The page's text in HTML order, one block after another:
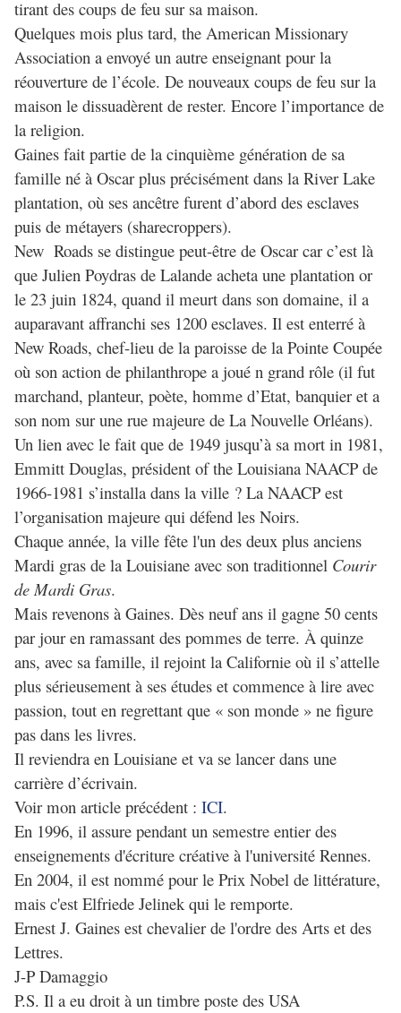
tirant des coups de feu sur sa maison.
Quelques mois plus tard, the American Missionary
Association a envoyé un autre enseignant pour la
réouverture de l’école. De nouveaux coups de feu sur la
maison le dissuadèrent de rester. Encore l’importance de
la religion.
Gaines fait partie de la cinquième génération de sa
famille né à Oscar plus précisément dans la River Lake
plantation, où ses ancêtre furent d’abord des esclaves
puis de métayers (sharecroppers).
New Roads se distingue peut-être de Oscar car c’est là
que Julien Poydras de Lalande acheta une plantation or
le 23 juin 1824, quand il meurt dans son domaine, il a
auparavant affranchi ses 1200 esclaves. Il est enterré à
New Roads, chef-lieu de la paroisse de la Pointe Coupée
où son action de philanthrope a joué n grand rôle (il fut
marchand, planteur, poète, homme d’Etat, banquier et a
son nom sur une rue majeure de La Nouvelle Orléans).
Un lien avec le fait que de 1949 jusqu’à sa mort in 1981,
Emmitt Douglas, président of the Louisiana NAACP de
1966-1981 s’installa dans la ville ? La NAACP est
l’organisation majeure qui défend les Noirs.
Chaque année, la ville fête l'un des deux plus anciens
Mardi gras de la Louisiane avec son traditionnel Courir
de Mardi Gras.
Mais revenons à Gaines. Dès neuf ans il gagne 50 cents
par jour en ramassant des pommes de terre. À quinze
ans, avec sa famille, il rejoint la Californie où il s’attelle
plus sérieusement à ses études et commence à lire avec
passion, tout en regrettant que « son monde » ne figure
pas dans les livres.
Il reviendra en Louisiane et va se lancer dans une
carrière d’écrivain.
Voir mon article précédent : ICI.
En 1996, il assure pendant un semestre entier des
enseignements d'écriture créative à l'université Rennes.
En 2004, il est nommé pour le Prix Nobel de littérature,
mais c'est Elfriede Jelinek qui le remporte.
Ernest J. Gaines est chevalier de l'ordre des Arts et des
Lettres.
J-P Damaggio
P.S. Il a eu droit à un timbre poste des USA